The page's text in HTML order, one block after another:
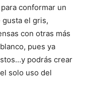
conformar un
el gris,
con otras más
pues ya
podrás crear
solo uso del